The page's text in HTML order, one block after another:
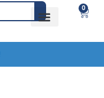
0